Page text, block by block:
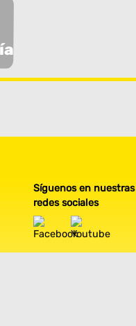
Síguenos en nuestras
redes sociales